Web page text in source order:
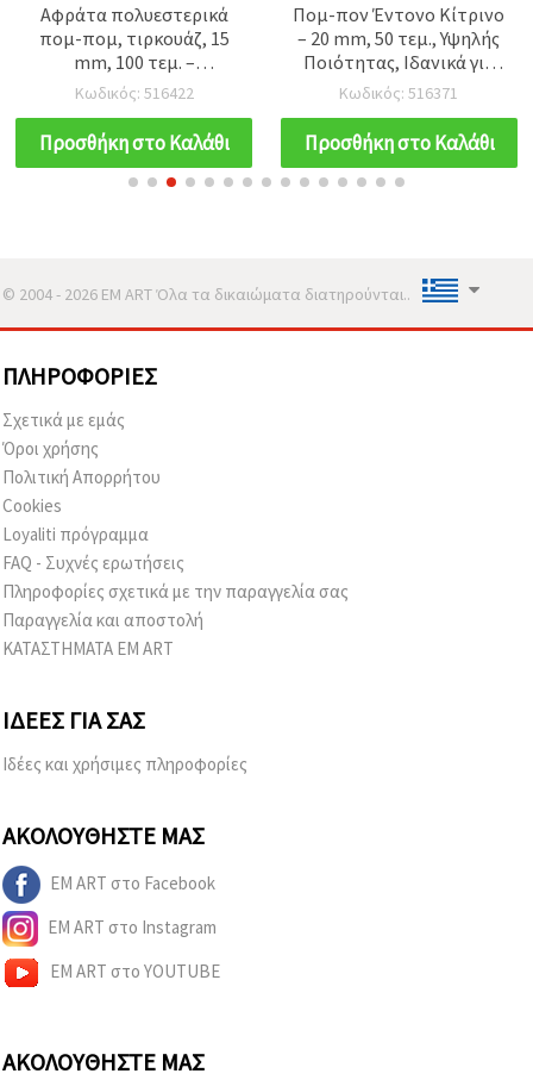
Αφράτα πολυεστερικά
πομ-πομ, τιρκουάζ, 15
mm, 100 τεμ. –
Διακοσμητικά μπαλάκια
για χειροτεχνίες, DIY,
κόλληση και
καλλιτεχνικές
κατασκευές
Κωδικός: 516422
Προσθήκη στο Καλάθι
Πομ-πον Έντονο Κίτρινο
– 20 mm, 50 τεμ., Υψηλής
Ποιότητας, Ιδανικά για
Scrapbooking, Άλμπουμ,
Τετράδια, Ντεκουπάζ και
Δημιουργικές DIY
Διακοσμήσεις
Κωδικός: 516371
Προσθήκη στο Καλάθι
© 2004 - 2026 EM ART Όλα τα δικαιώματα διατηρούνται..
ΠΛΗΡΟΦΟΡΊΕΣ
Σχετικά με εμάς
Όροι χρήσης
Πολιτική Απορρήτου
Cookies
Loyaliti πρόγραμμα
FAQ - Συχνές ερωτήσεις
Πληροφορίες σχετικά με την παραγγελία σας
Παραγγελία και αποστολή
ΚΑΤΑΣΤΗΜΑΤΑ EM ART
ΙΔΈΕΣ ΓΙΑ ΣΑΣ
Ιδέες και χρήσιμες πληροφορίες
ΑΚΟΛΟΥΘΉΣΤΕ ΜΑΣ
EM ART στο Facebook
EM ART στο Instagram
EM ART στο YOUTUBE
ΑΚΟΛΟΥΘΉΣΤΕ ΜΑΣ